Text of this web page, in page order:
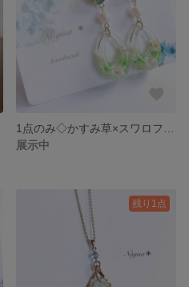
展示中
残り1点